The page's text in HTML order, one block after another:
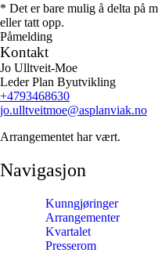
* Det er bare mulig å delta på
eller tatt opp.
Påmelding
Kontakt
Jo Ulltveit-Moe
Leder Plan Byutvikling
+4793468630
jo.ulltveitmoe@asplanviak.no
Arrangementet har vært.
Navigasjon
Kunngjøringer
Arrangementer
Kvartalet
Presserom